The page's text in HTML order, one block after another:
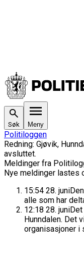
Søk Meny
Politiloggen
Redning: Gjøvik,
avsluttet.
Meldinger fra
Nye meldinger lastes
15:54 28. juni
alle som har
12:18 28. juni
Hunndalen. Det
organisasjoner i